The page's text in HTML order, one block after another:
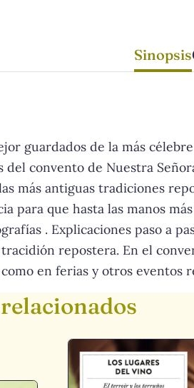
Sinopsis
guardados de la más
del convento de Nuestra
más antiguas tradiciones
para que hasta las manos
. Explicaciones paso a
repostera. En el
en ferias y otros eventos